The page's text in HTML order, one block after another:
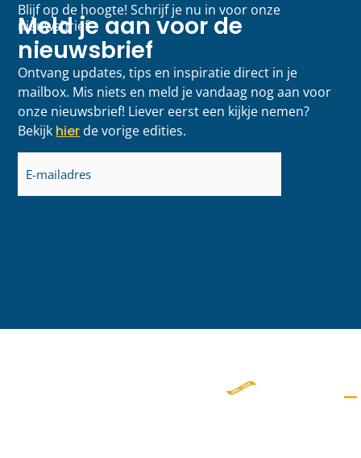
Blijf op de hoogte! Schrijf je nu in voor onze
nieuwsbrief
Meld je aan voor de
nieuwsbrief
Ontvang updates, tips en inspiratie direct in je
mailbox. Mis niets en meld je vandaag nog aan voor
onze nieuwsbrief! Liever eerst een kijkje nemen?
Bekijk hier de vorige edities.
E-
mailadres
(Vereist)